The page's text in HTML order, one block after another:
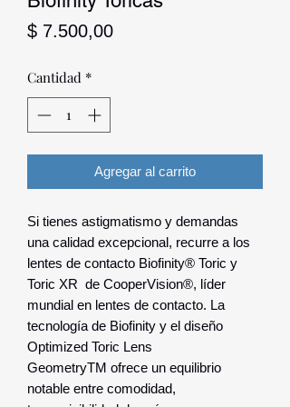
$ 7.500,00Precio
Cantidad *
Agregar al carrito
Si tienes astigmatismo y demandas
una calidad excepcional, recurre a los
lentes de contacto Biofinity® Toric y
Toric XR de CooperVision®, líder
mundial en lentes de contacto. La
tecnología de Biofinity y el diseño
Optimized Toric Lens
GeometryTM ofrece un equilibrio
notable entre comodidad,